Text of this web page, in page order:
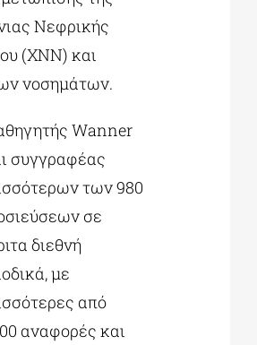
Νεφρικής
(ΧΝΝ) και
νοσημάτων.
Wanner
συγγραφέας
των 980
σε
διεθνή
με
από
αναφορές και